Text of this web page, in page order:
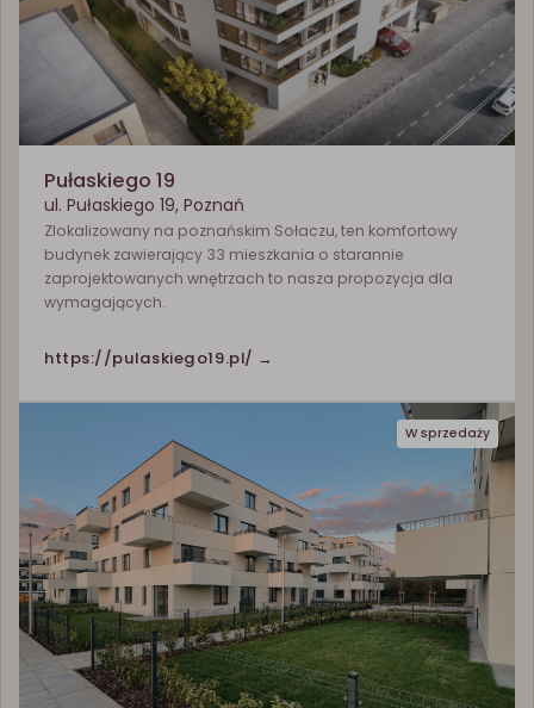
Pułaskiego 19
ul. Pułaskiego 19, Poznań
Zlokalizowany na poznańskim Sołaczu, ten komfortowy
budynek zawierający 33 mieszkania o starannie
zaprojektowanych wnętrzach to nasza propozycja dla
wymagających.
https://pulaskiego19.pl/ →
W sprzedaży